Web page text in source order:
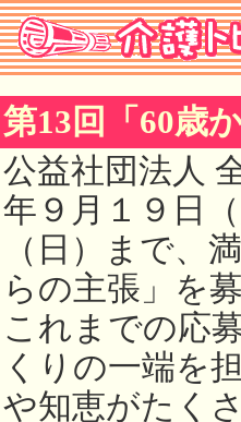
第13回「60歳
公益社団法人
年９月１９日
（日）まで、
らの主張」を
これまでの応
くりの一端を
や知恵がたく